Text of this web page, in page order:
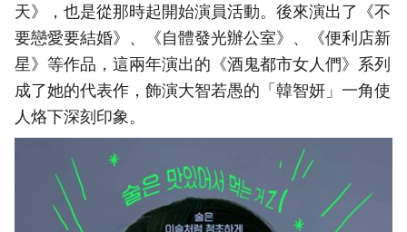
天》，也是從那時起開始演員活動。後來演出了《不
要戀愛要結婚》、《自體發光辦公室》、《便利店新
星》等作品，這兩年演出的《酒鬼都市女人們》系列
成了她的代表作，飾演大智若愚的「韓智妍」一角使
人烙下深刻印象。